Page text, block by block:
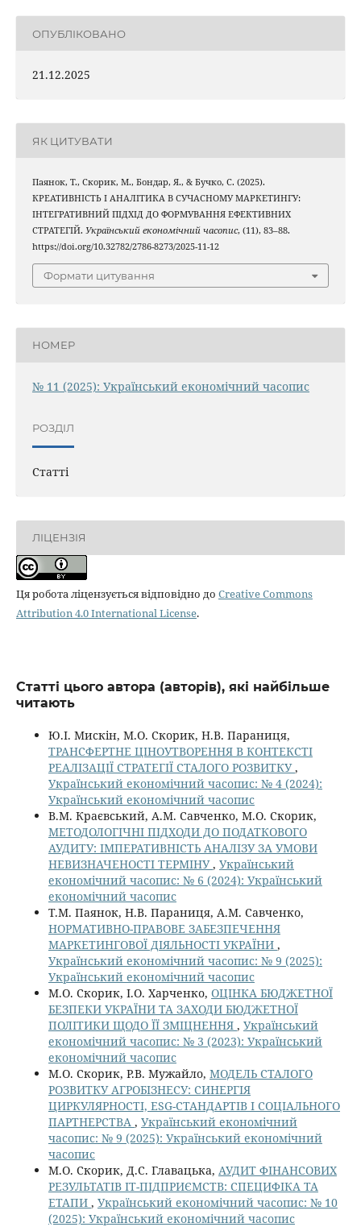
ОПУБЛІКОВАНО
21.12.2025
ЯК ЦИТУВАТИ
Паянок, Т., Скорик, М., Бондар, Я., & Бучко, С. (2025).
КРЕАТИВНІСТЬ І АНАЛІТИКА В СУЧАСНОМУ МАРКЕТИНГУ:
ІНТЕГРАТИВНИЙ ПІДХІД ДО ФОРМУВАННЯ ЕФЕКТИВНИХ
СТРАТЕГІЙ. Український економічний часопис, (11), 83–88.
https://doi.org/10.32782/2786-8273/2025-11-12
Формати цитування
НОМЕР
№ 11 (2025): Український економічний часопис
РОЗДІЛ
Статті
ЛІЦЕНЗІЯ
Ця робота ліцензується відповідно до Creative Commons
Attribution 4.0 International License.
Статті цього автора (авторів), які найбільше
читають
Ю.І. Мискін, М.О. Скорик, Н.В. Параниця,
ТРАНСФЕРТНЕ ЦІНОУТВОРЕННЯ В КОНТЕКСТІ
РЕАЛІЗАЦІЇ СТРАТЕГІЇ СТАЛОГО РОЗВИТКУ,
Український економічний часопис: № 4 (2024):
Український економічний часопис
В.М. Краєвський, А.М. Савченко, М.О. Скорик,
МЕТОДОЛОГІЧНІ ПІДХОДИ ДО ПОДАТКОВОГО
АУДИТУ: ІМПЕРАТИВНІСТЬ АНАЛІЗУ ЗА УМОВИ
НЕВИЗНАЧЕНОСТІ ТЕРМІНУ, Український
економічний часопис: № 6 (2024): Український
економічний часопис
Т.М. Паянок, Н.В. Параниця, А.М. Савченко,
НОРМАТИВНО-ПРАВОВЕ ЗАБЕЗПЕЧЕННЯ
МАРКЕТИНГОВОЇ ДІЯЛЬНОСТІ УКРАЇНИ ,
Український економічний часопис: № 9 (2025):
Український економічний часопис
М.О. Скорик, І.О. Харченко, ОЦІНКА БЮДЖЕТНОЇ
БЕЗПЕКИ УКРАЇНИ ТА ЗАХОДИ БЮДЖЕТНОЇ
ПОЛІТИКИ ЩОДО ЇЇ ЗМІЦНЕННЯ , Український
економічний часопис: № 3 (2023): Український
економічний часопис
М.О. Скорик, Р.В. Мужайло, МОДЕЛЬ СТАЛОГО
РОЗВИТКУ АГРОБІЗНЕСУ: СИНЕРГІЯ
ЦИРКУЛЯРНОСТІ, ESG-СТАНДАРТІВ І СОЦІАЛЬНОГО
ПАРТНЕРСТВА , Український економічний
часопис: № 9 (2025): Український економічний
часопис
М.О. Скорик, Д.С. Главацька, АУДИТ ФІНАНСОВИХ
РЕЗУЛЬТАТІВ ІТ-ПІДПРИЄМСТВ: СПЕЦИФІКА ТА
ЕТАПИ , Український економічний часопис: № 10
(2025): Український економічний часопис